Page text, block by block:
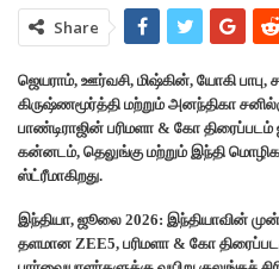
Share
ஜெயராம், ஊர்வசி, மிஷ்கின், யோகி
கிருஷ்ணமூர்த்தி மற்றும் அனந்திகா
பாண்டிராஜின் பரிமளா & கோ
கன்னடம், தெலுங்கு மற்றும் இந்தி
ஸ்ட்ரீமாகிறது.
இந்தியா, ஜூலை 2026: இந்தியாவின்
தளமான ZEE5, பரிமளா & கோ